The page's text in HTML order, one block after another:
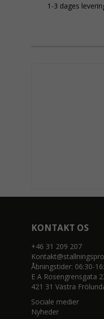
1-3 dages
KONTAKT OS
+46 31 209 207
Åbningstider: 06:30-
E A Rosengrensgata
421 31 Västra
Sociale medier
Nyheder